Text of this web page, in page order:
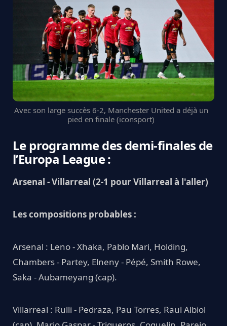
Avec son large succès 6-2, Manchester United a déjà un
pied en finale (iconsport)
Le programme des demi-finales de
l’Europa League :
Arsenal - Villarreal (2-1 pour Villarreal à l'aller)
Les compositions probables :
Arsenal : Leno - Xhaka, Pablo Mari, Holding,
Chambers - Partey, Elneny - Pépé, Smith Rowe,
Saka - Aubameyang (cap).
Villarreal : Rulli - Pedraza, Pau Torres, Raul Albiol